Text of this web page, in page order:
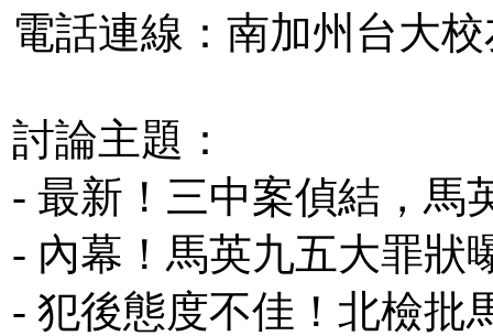
電話連線：南加州台大
討論主題：
- 最新！三中案偵結，馬
- 內幕！馬英九五大罪狀
- 犯後態度不佳！北檢批